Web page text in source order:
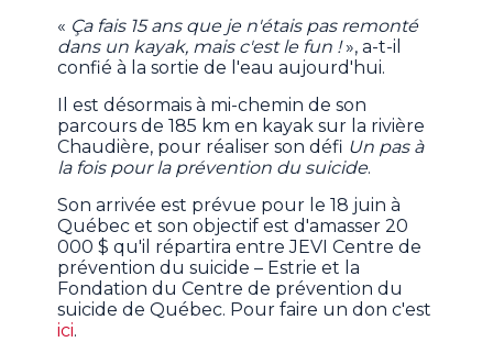
« Ça fais 15 ans que je n'étais pas remonté
dans un kayak, mais c'est le fun !», a-t-il
confié à la sortie de l'eau aujourd'hui.
Il est désormais à mi-chemin de son
parcours de 185 km en kayak sur la rivière
Chaudière, pour réaliser son défi Un pas à
la fois pour la prévention du suicide.
Son arrivée est prévue pour le 18 juin à
Québec et son objectif est d'amasser 20
000 $ qu'il répartira entre JEVI Centre de
prévention du suicide – Estrie et la
Fondation du Centre de prévention du
suicide de Québec. Pour faire un don c'est
ici.